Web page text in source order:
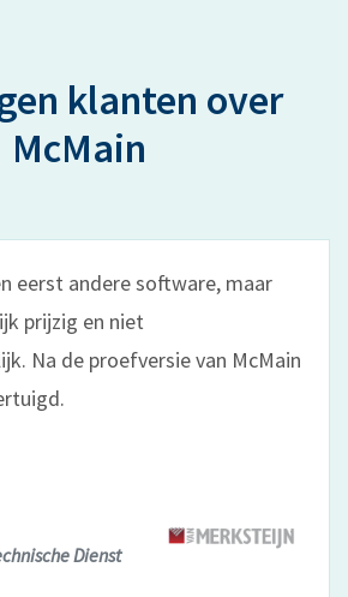
klanten over
McMain
eerst andere software, maar
prijzig en niet
Na de proefversie van McMain
Dienst